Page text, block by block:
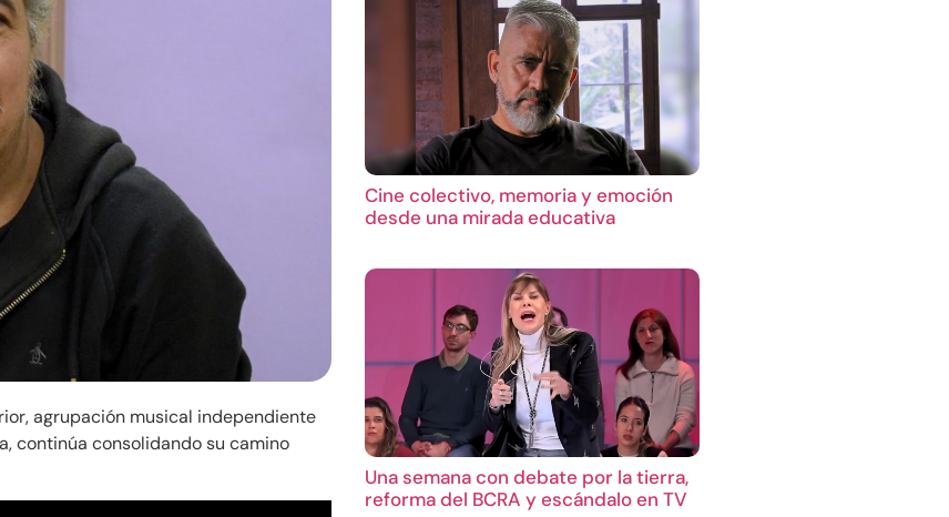
agrupación musical independiente
continúa consolidando su camino
Cine colectivo, memoria y emoción
desde una mirada educativa
Una semana con debate por la tierra,
reforma del BCRA y escándalo en TV